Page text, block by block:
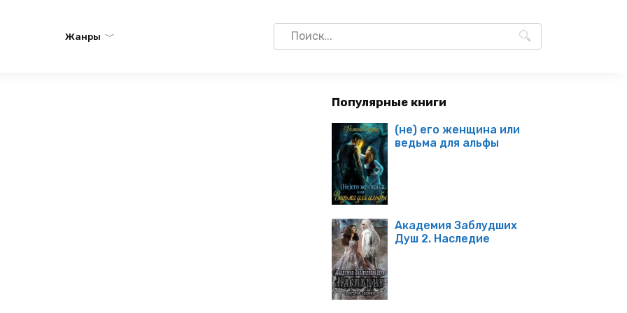
Жанры
Search
for:
Популярные книги
(не) его женщина или
ведьма для альфы
Академия Заблудших
Душ 2. Наследие